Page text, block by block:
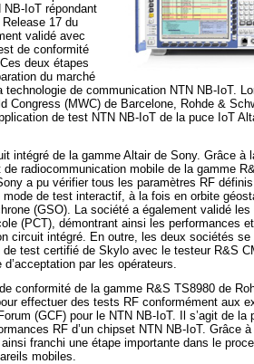
IoT répondant
17 du
validé avec
de conformité
deux étapes
du marché
technologie de communication NTN NB-IoT.
Congress (MWC) de Barcelone, Rohde &
de test NTN NB-IoT de la puce IoT
intégré de la gamme Altair de Sony. Grâce à
radiocommunication mobile de la gamme
a pu vérifier tous les paramètres RF
de test interactif, à la fois en orbite
(GSO). La société a également validé
(PCT), démontrant ainsi les performances
circuit intégré. En outre, les deux sociétés se
de test certifié de Skylo avec le testeur R&S
par les opérateurs.
conformité de la gamme R&S TS8980 de
effectuer des tests RF conformément aux
(GCF) pour le NTN NB-IoT. Il s’agit de la
RF d’un chipset NTN NB-IoT. Grâce
franchi une étape importante dans le
mobiles.